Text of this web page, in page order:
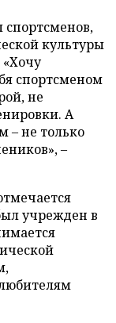
культуры
спортсменом
не
А
– не только
–
учрежден в